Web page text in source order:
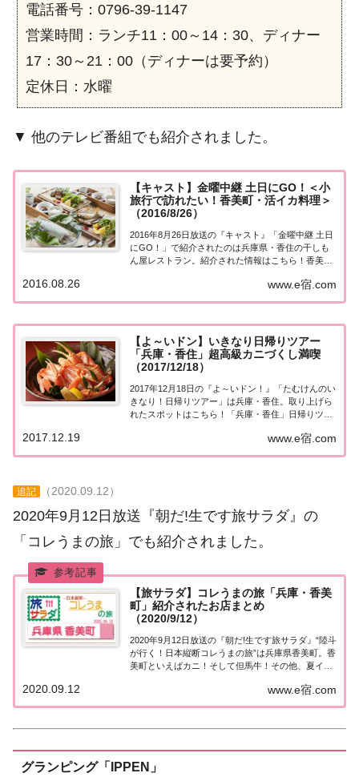
電話番号：0796-39-1147
営業時間：ランチ11：00～14：30、ディナー
17：30～21：00（ディナーは要予約）
定休日：水曜
▼ 他のテレビ番組でも紹介されました。
【キャスト】金曜中継 土日にGO！＜小
旅行で訪れたい！香美町・活イカ料理＞
（2016/8/26）
2016年8月26日放送の『キャスト』「金曜中継 土日
にGO！」で紹介されたのは兵庫県・香住の干しも
ん屋レストラン。紹介された情報はこちら！香美
カ料理店■ 店名 ： 干しもん屋 KAN-ICHI（創作レス
トラン）干物屋さんが作った料...
www.e宿.com
2016.08.26
【よ～いドン】いきなり日帰りツアー
「兵庫・香住」超高級カニづくし満喫
（2017/12/18）
2017年12月18日の『よ～いドン！』「たむけんのい
きなり！日帰りツアー」は兵庫・香住。取り上げら
れたスポットはこちら！「兵庫・香住」日帰りツア
住。・世界三大の木造３大仏 日本で2番目に高い五
重塔・カニ解禁！豪華タグ付きフルコース・余...
www.e宿.com
2017.12.19
追記 （2020.09.12）
2020年9月12日放送『朝だ!生です旅サラダ』の
「コレうまの旅」でも紹介されました。
【旅サラダ】コレうまの旅「兵庫・香美
町」紹介されたお店まとめ
（2020/9/12）
2020年9月12日放送の『朝だ!生です旅サラダ』“陸斗
が行く！日本縦断コレうまの旅”は兵庫県香美町。香
美町といえばカニ！そして但馬牛！その他、夏イチ
レうまの旅「兵庫・香美町」「陸斗が行く！日本縦
断コレうまの旅」。アナウンサーの小西陸...
www.e宿.com
2020.09.12
グランピング「IPPEN」